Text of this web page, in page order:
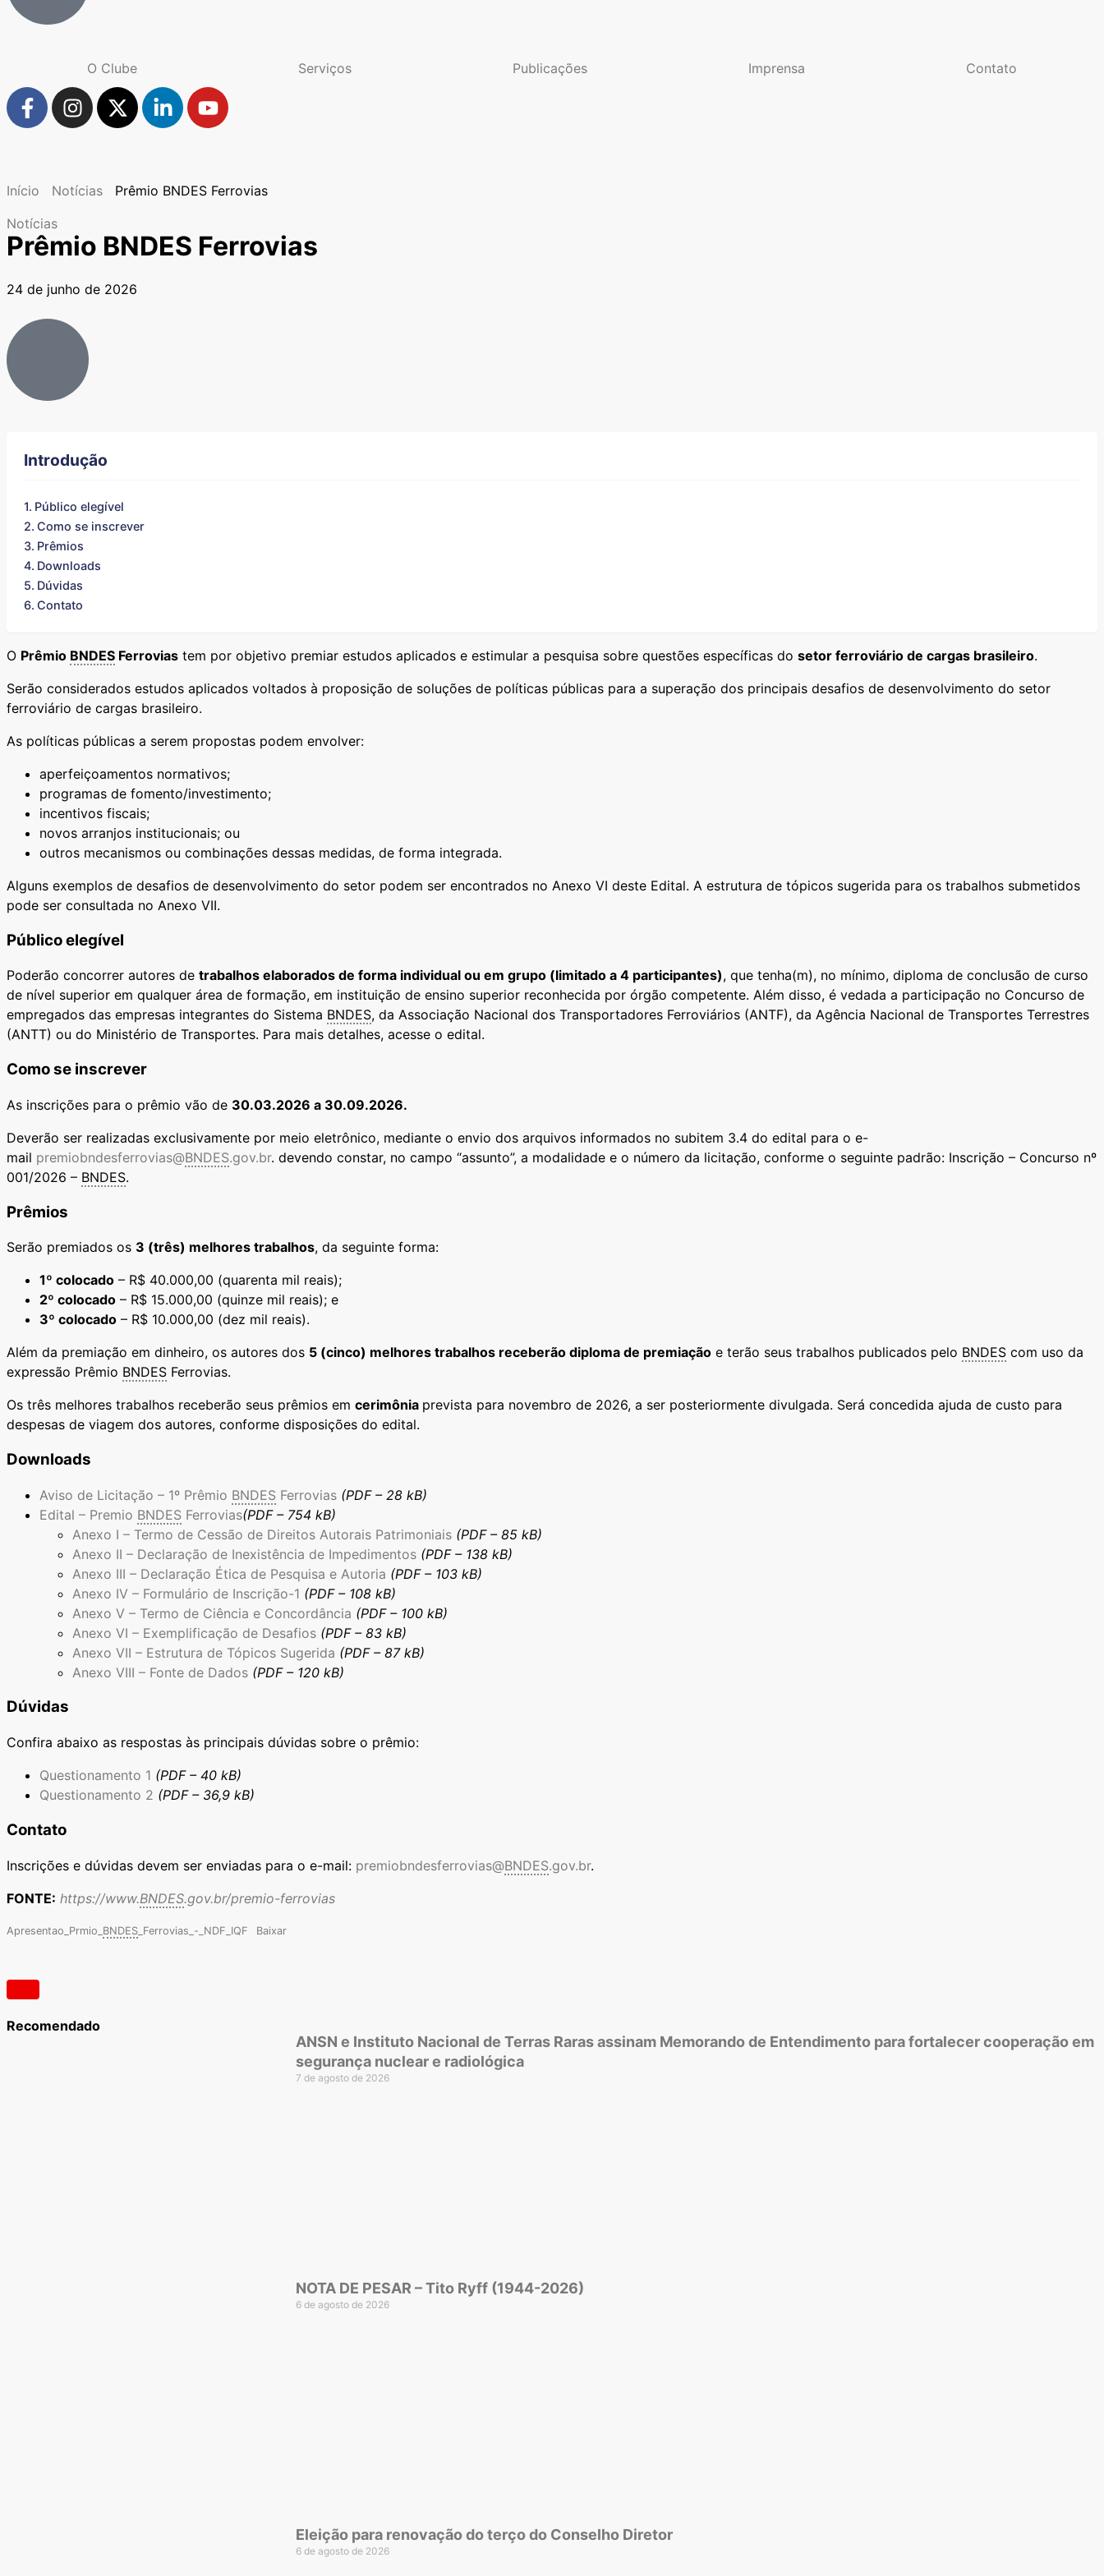
O Clube Serviços Publicações Imprensa Contato
Início Notícias
Prêmio BNDES Ferrovias
Notícias
Prêmio BNDES Ferrovias
24 de junho de 2026
Introdução
Público elegível
Como se inscrever
Prêmios
Downloads
Dúvidas
Contato
O Prêmio BNDES Ferrovias tem por objetivo premiar estudos aplicados e estimular a pesquisa sobre questões específicas do setor ferroviário de cargas brasileiro.
Serão considerados estudos aplicados voltados à proposição de soluções de políticas públicas para a superação dos principais desafios de desenvolvimento do setor
ferroviário de cargas brasileiro.
As políticas públicas a serem propostas podem envolver:
aperfeiçoamentos normativos;
programas de fomento/investimento;
incentivos fiscais;
novos arranjos institucionais; ou
outros mecanismos ou combinações dessas medidas, de forma integrada.
Alguns exemplos de desafios de desenvolvimento do setor podem ser encontrados no Anexo VI deste Edital. A estrutura de tópicos sugerida para os trabalhos submetidos
pode ser consultada no Anexo VII.
Público elegível
Poderão concorrer autores de trabalhos elaborados de forma individual ou em grupo (limitado a 4 participantes), que tenha(m), no mínimo, diploma de conclusão de curso
de nível superior em qualquer área de formação, em instituição de ensino superior reconhecida por órgão competente. Além disso, é vedada a participação no Concurso de
empregados das empresas integrantes do Sistema BNDES, da Associação Nacional dos Transportadores Ferroviários (ANTF), da Agência Nacional de Transportes Terrestres
(ANTT) ou do Ministério de Transportes. Para mais detalhes, acesse o edital.
Como se inscrever
As inscrições para o prêmio vão de 30.03.2026 a 30.09.2026.
Deverão ser realizadas exclusivamente por meio eletrônico, mediante o envio dos arquivos informados no subitem 3.4 do edital para o e-
mail premiobndesferrovias@BNDES.gov.br. devendo constar, no campo “assunto”, a modalidade e o número da licitação, conforme o seguinte padrão: Inscrição – Concurso nº
001/2026 – BNDES.
Prêmios
Serão premiados os 3 (três) melhores trabalhos, da seguinte forma:
1º colocado – R$ 40.000,00 (quarenta mil reais);
2º colocado – R$ 15.000,00 (quinze mil reais); e
3º colocado – R$ 10.000,00 (dez mil reais).
Além da premiação em dinheiro, os autores dos 5 (cinco) melhores trabalhos receberão diploma de premiação e terão seus trabalhos publicados pelo BNDES com uso da
expressão Prêmio BNDES Ferrovias.
Os três melhores trabalhos receberão seus prêmios em cerimônia prevista para novembro de 2026, a ser posteriormente divulgada. Será concedida ajuda de custo para
despesas de viagem dos autores, conforme disposições do edital.
Downloads
Aviso de Licitação – 1º Prêmio BNDES Ferrovias (PDF – 28 kB)
Edital – Premio BNDES Ferrovias(PDF – 754 kB)
Anexo I – Termo de Cessão de Direitos Autorais Patrimoniais (PDF – 85 kB)
Anexo II – Declaração de Inexistência de Impedimentos (PDF – 138 kB)
Anexo III – Declaração Ética de Pesquisa e Autoria (PDF – 103 kB)
Anexo IV – Formulário de Inscrição-1 (PDF – 108 kB)
Anexo V – Termo de Ciência e Concordância (PDF – 100 kB)
Anexo VI – Exemplificação de Desafios (PDF – 83 kB)
Anexo VII – Estrutura de Tópicos Sugerida (PDF – 87 kB)
Anexo VIII – Fonte de Dados (PDF – 120 kB)
Dúvidas
Confira abaixo as respostas às principais dúvidas sobre o prêmio:
Questionamento 1 (PDF – 40 kB)
Questionamento 2 (PDF – 36,9 kB)
Contato
Inscrições e dúvidas devem ser enviadas para o e-mail: premiobndesferrovias@BNDES.gov.br.
FONTE: https://www.BNDES.gov.br/premio-ferrovias
Apresentao_Prmio_ BNDES _Ferrovias_-_NDF_IQF Baixar
Recomendado
ANSN e Instituto Nacional de Terras Raras assinam Memorando de Entendimento para fortalecer cooperação em
segurança nuclear e radiológica
7 de agosto de 2026
NOTA DE PESAR – Tito Ryff (1944-2026)
6 de agosto de 2026
Eleição para renovação do terço do Conselho Diretor
6 de agosto de 2026